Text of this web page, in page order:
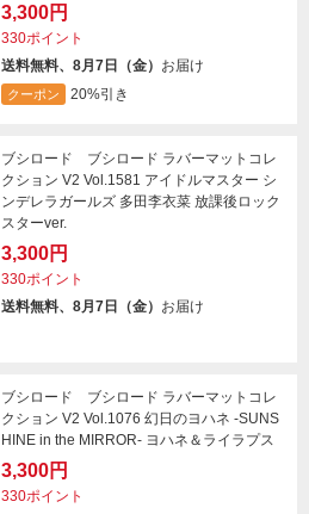
3,300円
330ポイント
送料無料、8月7日（金） お届け
クーポン 20%引き
ブシロード ブシロード ラバーマットコレ
クション V2 Vol.1581 アイドルマスター シ
ンデレラガールズ 多田李衣菜 放課後ロック
スターver.
3,300円
330ポイント
送料無料、8月7日（金） お届け
ブシロード ブシロード ラバーマットコレ
クション V2 Vol.1076 幻日のヨハネ -SUNS
HINE in the MIRROR- ヨハネ＆ライラプス
3,300円
330ポイント